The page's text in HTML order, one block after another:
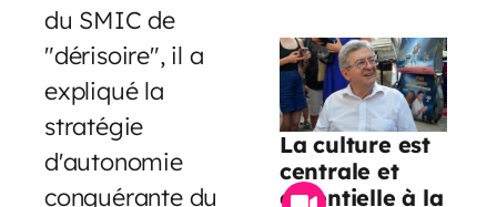
du SMIC de
"dérisoire", il a
expliqué la
stratégie
d'autonomie
conquérante du
La culture est
centrale et
essentielle à la